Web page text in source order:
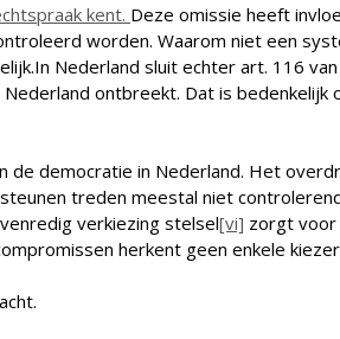
kent. Deze omissie heeft
worden. Waarom niet een
Nederland sluit echter art. 116
ontbreekt. Dat is
democratie in Nederland. Het
treden meestal niet
verkiezing stelsel[vi] zorgt voor
herkent geen enkele